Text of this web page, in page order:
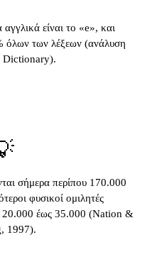
είναι το «e», και
όλων των λέξεων (ανάλυση
Dictionary).
σήμερα περίπου 170.000
φυσικοί ομιλητές
20.000 έως 35.000 (Nation &
1997).